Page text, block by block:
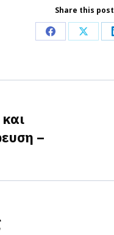
Share this post
Share Share
–